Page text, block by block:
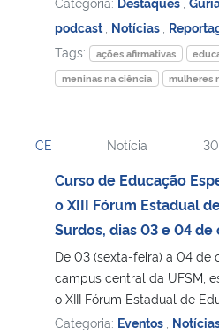
podcast Notícias
Tags:
ações afirmativas
meninas na ciência
mulheres
CE Notícia
Curso de Educação
o XIII Fórum Estadual
Surdos, dias 03 e 04
De 03 (sexta-feira) a 04 de
campus central da UFSM,
o XIII Fórum Estadual de
Categoria: Eventos